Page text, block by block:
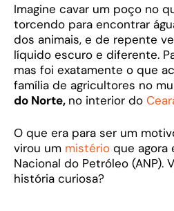
Imagine cavar um poço no
torcendo para encontrar
dos animais, e de repente
líquido escuro e diferente.
mas foi exatamente o que
família de agricultores no
do Norte, no interior do
O que era para ser um
virou um mistério que agora
Nacional do Petróleo (ANP).
história curiosa?